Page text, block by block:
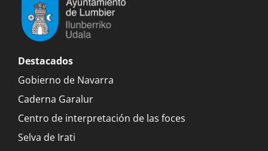
Destacados
Gobierno de Navarra
Caderna Garalur
Centro de interpretación de las foces
Selva de Irati